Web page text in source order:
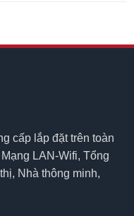
cấp lắp đặt trên toàn
LAN-Wifi, Tổng
Nhà thông minh,